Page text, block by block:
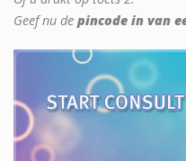
Geef nu de pincode in van